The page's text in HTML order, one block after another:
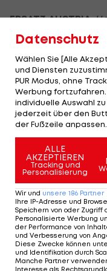
ERSATZ AUSTRIA:
Salamon, Serbest,
ES FEHLEN: Larsen
(im Aufbautraining)
ERSATZ GRÖDIG:
Kerschbaum,
Goiginger, B.
ES FEHLEN:
SK Sturm Graz
Datenschutz
Wählen Sie [Alle
und Diensten
PUR Modus, ohne
Werbung
individuelle Auswahl
jederzeit über den
der Fußzeile anpassen.
ALLE
AKZEPTIEREN
Tracking und
Personalisierung
Wir und unsere 186 Partner
Ihre IP-Adresse und
Speichern von oder Zugriff
Personalisierte Werbung
der Performance von
und Verbesserung von
Diese Zwecke können
und Identifikation durch
Manche Partner
Interesse als